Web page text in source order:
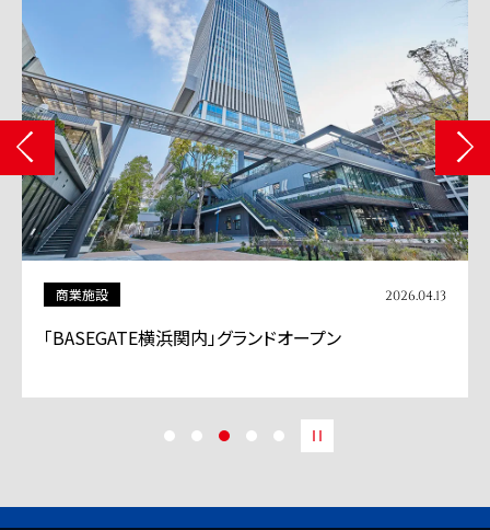
商業施設 2026.04.13
「BASEGATE横浜関内」グランドオープン